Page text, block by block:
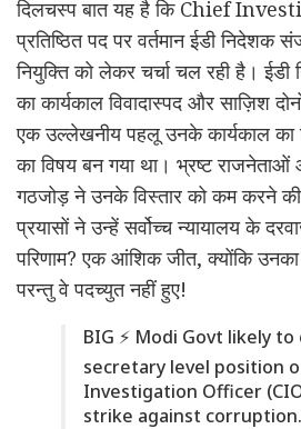
दिलचस्प बात यह है कि Chief
प्रतिष्ठित पद पर वर्तमान ईडी निदेशक
नियुक्ति को लेकर चर्चा चल रही है।
का कार्यकाल विवादास्पद और साज़िश
एक उल्लेखनीय पहलू उनके कार्यकाल का
का विषय बन गया था। भ्रष्ट राजनेताओं
गठजोड़ ने उनके विस्तार को कम करने
प्रयासों ने उन्हें सर्वोच्च न्यायालय के
परिणाम? एक आंशिक जीत, क्योंकि उनका
परन्तु वे पदच्युत नहीं हुए!
BIG ⚡️ Modi Govt likely
secretary level position
Investigation Officer
strike against corruption.